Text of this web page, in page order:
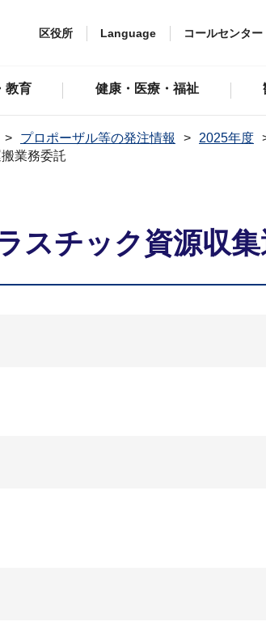
区役所 Language コールセンター
教育 健康・医療・福祉
プロポーザル等の発注情報 2025年度
業務委託
スチック資源収